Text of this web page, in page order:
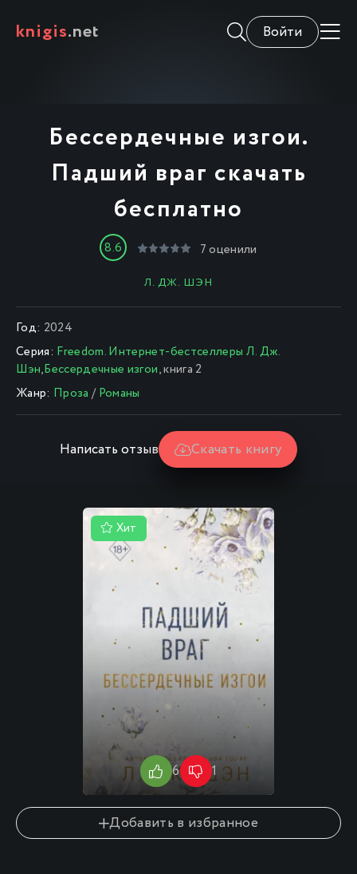
knigis.net Войти
Бессердечные изгои.
Падший враг скачать
бесплатно
8.6 7оценили
Л. ДЖ. ШЭН
Год: 2024
Серия: Freedom. Интернет-бестселлеры Л. Дж.
Шэн,Бессердечные изгои, книга 2
Жанр: Проза /Романы
Написать отзыв Скачать книгу
Хит
8.6
6 1
Добавить в избранное